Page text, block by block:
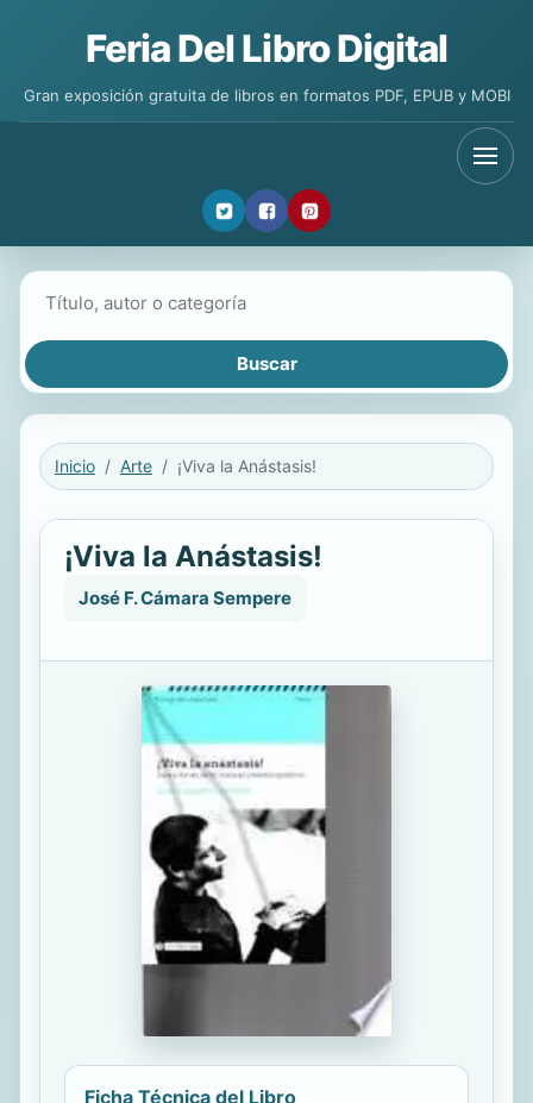
Feria Del Libro Digital
Gran exposición gratuita de libros en formatos PDF, EPUB y MOBI
Inicio Arte ¡Viva la Anástasis!
¡Viva la Anástasis!
José F. Cámara Sempere
Ficha Técnica del Libro